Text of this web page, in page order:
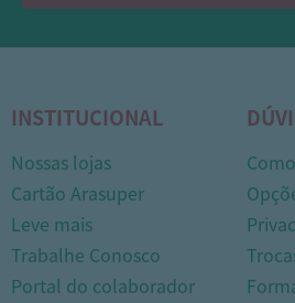
INSTITUCIONAL
Nossas lojas
Cartão Arasuper
Leve mais
Trabalhe Conosco
Portal do colaborador